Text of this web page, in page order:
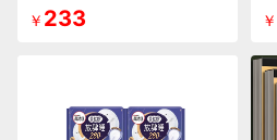
￥ 233
￥